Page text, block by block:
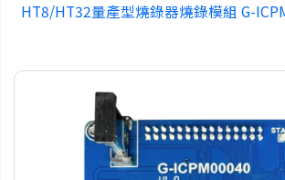
HT8/HT32量產型燒錄器燒錄模組 G-